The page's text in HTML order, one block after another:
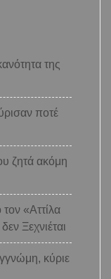
της
ποτέ
ζητά ακόμη
«Αττίλα
Ξεχνιέται
κύριε